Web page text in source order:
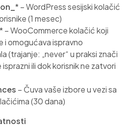
* – WordPress sesijski kolačić
(1 mesec)
* – WooCommerce kolačić koji
i omogućava ispravno
(trajanje: „never“ u praksi znači
ili dok korisnik ne zatvori
– Čuva vaše izbore u vezi sa
(30 dana)